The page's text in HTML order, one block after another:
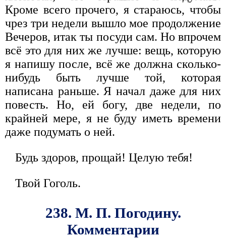
Кроме всего прочего, я стараюсь, чтобы
чрез три недели вышло мое продолжение
Вечеров, итак ты посуди сам. Но впрочем
всё это для них же лучше: вещь, которую
я напишу после, всё же должна сколько-
нибудь быть лучше той, которая
написана раньше. Я начал даже для них
повесть. Но, ей богу, две недели, по
крайней мере, я не буду иметь времени
даже подумать о ней.
Будь здоров, прощай! Целую тебя!
Твой Гоголь.
238. М. П. Погодину.
Комментарии